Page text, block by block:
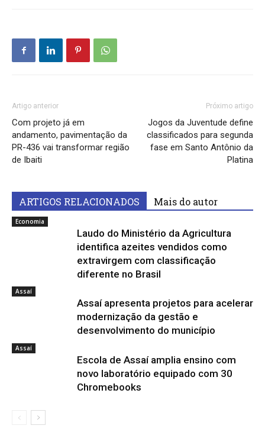
Artigo anterior
Com projeto já em
andamento, pavimentação da
PR-436 vai transformar região
de Ibaiti
Próximo artigo
Jogos da Juventude define
classificados para segunda
fase em Santo Antônio da
Platina
ARTIGOS RELACIONADOS Mais do autor
Economia
Laudo do Ministério da Agricultura
identifica azeites vendidos como
extravirgem com classificação
diferente no Brasil
Assaí
Assaí apresenta projetos para acelerar
modernização da gestão e
desenvolvimento do município
Assaí
Escola de Assaí amplia ensino com
novo laboratório equipado com 30
Chromebooks